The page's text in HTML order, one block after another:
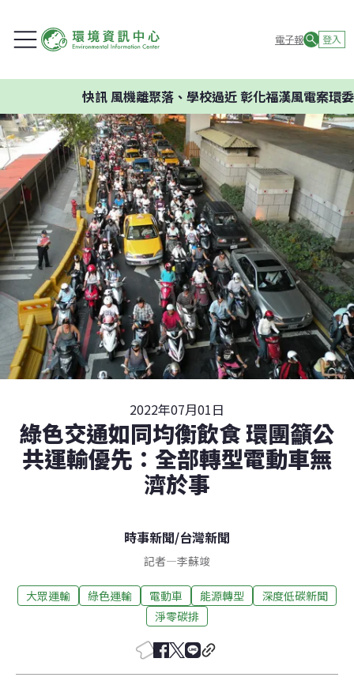
電子報 登入
風機離聚落、學校過近 彰化福漢風電案環委建議不應
2022年07月01日
綠色交通如同均衡飲食 環團籲公
共運輸優先：全部轉型電動車無
濟於事
時事新聞/台灣新聞
記者—李蘇竣
大眾運輸 綠色運輸 電動車 能源轉型
深度低碳新聞
淨零碳排